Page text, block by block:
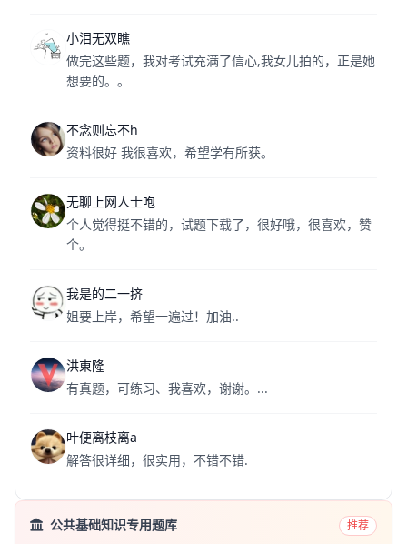
小泪无双瞧
做完这些题，我对考试充满了信心,我女儿拍的，正是她
想要的。。
不念则忘不h
资料很好 我很喜欢，希望学有所获。
无聊上网人士咆
个人觉得挺不错的，试题下载了，很好哦，很喜欢，赞
个。
我是的二一挤
姐要上岸，希望一遍过！加油..
洪東隆
有真题，可练习、我喜欢，谢谢。...
叶便离枝离a
解答很详细，很实用，不错不错.
公共基础知识专用题库 推荐